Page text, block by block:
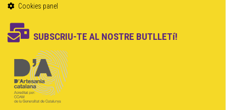
Cookies panel
SUBSCRIU-TE AL NOSTRE BUTLLETí!